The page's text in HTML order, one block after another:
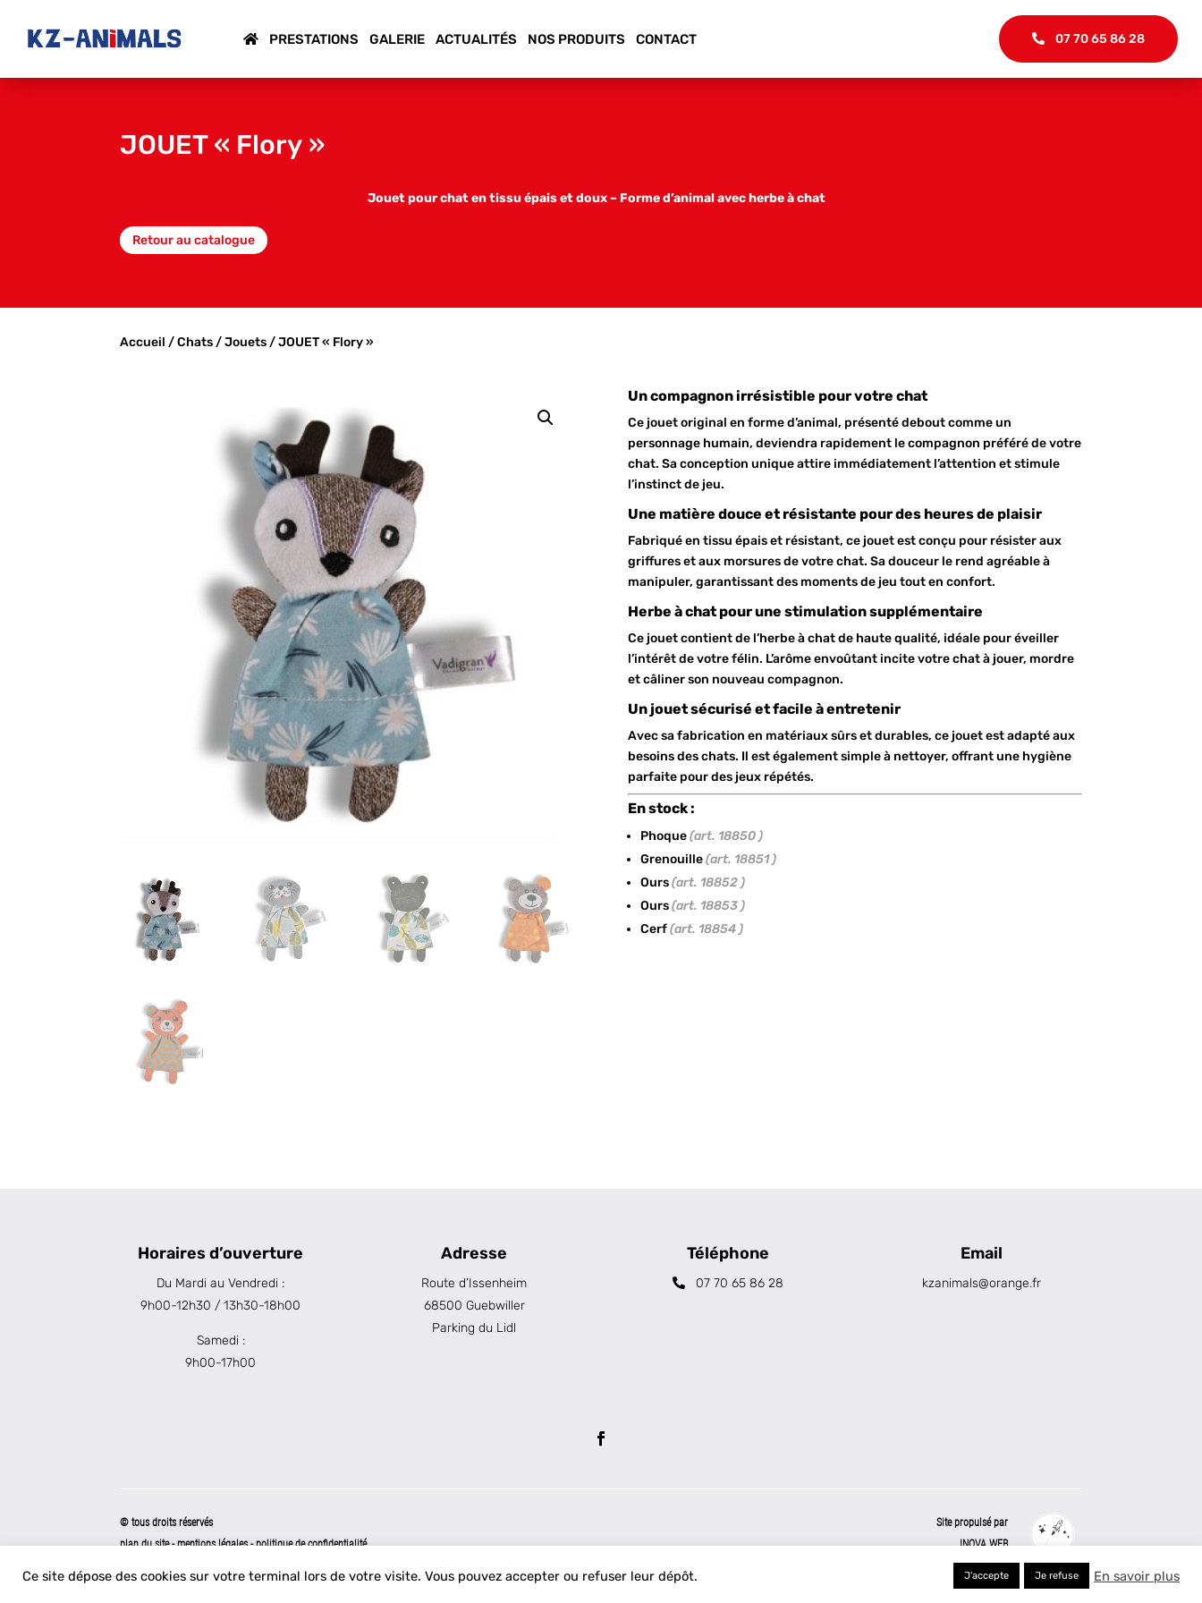
PRESTATIONS GALERIE ACTUALITÉS NOS PRODUITS CONTACT 07 70 65 86 28
JOUET « Flory »
Jouet pour chat en tissu épais et doux – Forme d’animal avec herbe à chat
Retour au catalogue
Accueil /Chats/Jouets/ JOUET « Flory »
Un compagnon irrésistible pour votre chat
Ce jouet original en forme d’animal, présenté debout comme un
personnage humain, deviendra rapidement le compagnon préféré de votre
chat. Sa conception unique attire immédiatement l’attention et stimule
l’instinct de jeu.
Une matière douce et résistante pour des heures de plaisir
Fabriqué en tissu épais et résistant, ce jouet est conçu pour résister aux
griffures et aux morsures de votre chat. Sa douceur le rend agréable à
manipuler, garantissant des moments de jeu tout en confort.
Herbe à chat pour une stimulation supplémentaire
Ce jouet contient de l’herbe à chat de haute qualité, idéale pour éveiller
l’intérêt de votre félin. L’arôme envoûtant incite votre chat à jouer, mordre
et câliner son nouveau compagnon.
Un jouet sécurisé et facile à entretenir
Avec sa fabrication en matériaux sûrs et durables, ce jouet est adapté aux
besoins des chats. Il est également simple à nettoyer, offrant une hygiène
parfaite pour des jeux répétés.
En stock :
Phoque(art. 18850 )
Grenouille(art. 18851 )
Ours(art. 18852 )
Ours(art. 18853 )
Cerf(art. 18854 )
Horaires d’ouverture
Du Mardi au Vendredi :
9h00-12h30 / 13h30-18h00
Samedi :
9h00-17h00
Adresse
Route d’Issenheim
68500 Guebwiller
Parking du Lidl
Téléphone
07 70 65 86 28
Email
kzanimals@orange.fr
© tous droits réservés
plan du site-mentions légales-politique de confidentialité
Site propulsé par
INOVA WEB
Ce site dépose des cookies sur votre terminal lors de votre visite. Vous pouvez accepter ou refuser leur dépôt. J'accepte Je refuse En savoir plus